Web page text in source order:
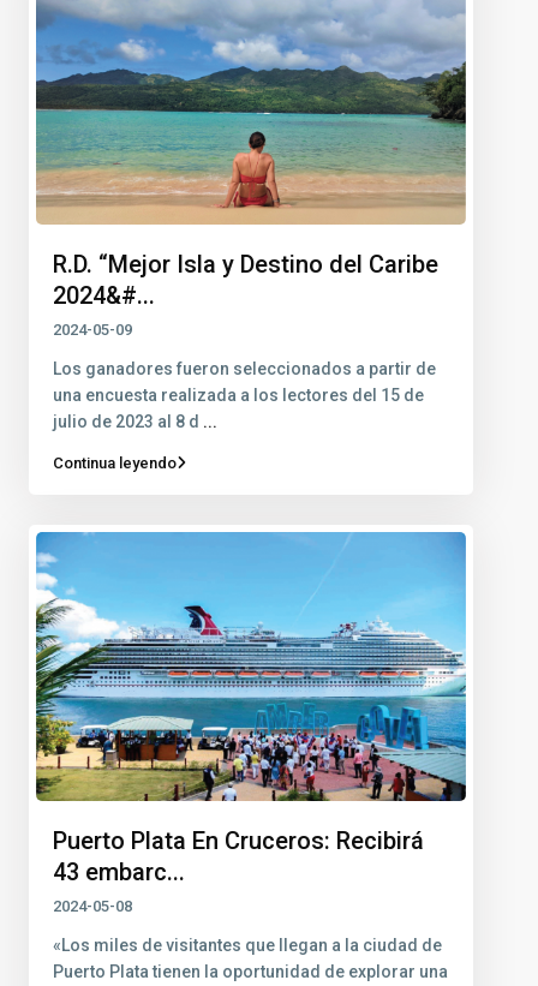
R.D. “Mejor Isla y Destino del Caribe
2024&#...
2024-05-09
Los ganadores fueron seleccionados a partir de
una encuesta realizada a los lectores del 15 de
julio de 2023 al 8 d ...
Continua leyendo
Puerto Plata En Cruceros: Recibirá
43 embarc...
2024-05-08
«Los miles de visitantes que llegan a la ciudad de
Puerto Plata tienen la oportunidad de explorar una